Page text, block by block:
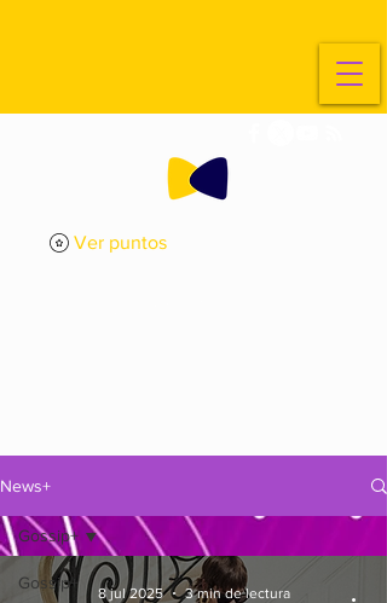
Ver puntos
News+
Gossip+
Gossip+
8 jul 2025 3 min de lectura